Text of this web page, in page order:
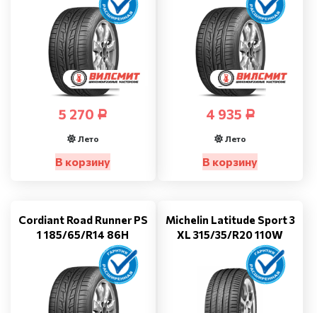
5 270 Р
Лето
В корзину
4 935 Р
Лето
В корзину
Cordiant Road Runner PS
1 185/65/R14 86H
Michelin Latitude Sport 3
XL 315/35/R20 110W